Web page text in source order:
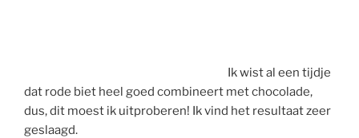
Ik wist al een tijdje
dat rode biet heel goed combineert met chocolade,
dus, dit moest ik uitproberen! Ik vind het resultaat zeer
geslaagd.